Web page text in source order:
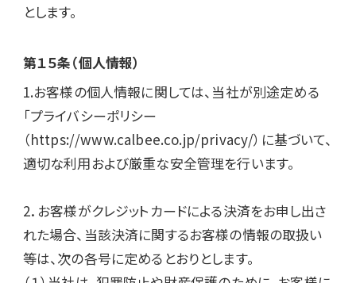
とします。
第１５条（個人情報）
1.お客様の個人情報に関しては、当社が別途定める
「プライバシーポリシー
（https://www.calbee.co.jp/privacy/）に基づいて、
適切な利用および厳重な安全管理を行います。
2．お客様がクレジットカードによる決済をお申し出さ
れた場合、当該決済に関するお客様の情報の取扱い
等は、次の各号に定めるとおりとします。